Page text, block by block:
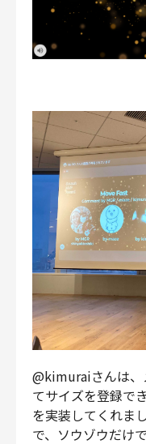
@kimuraiさんは、
てサイズを登録で
を実装してくれま
で、ソウゾウだけ